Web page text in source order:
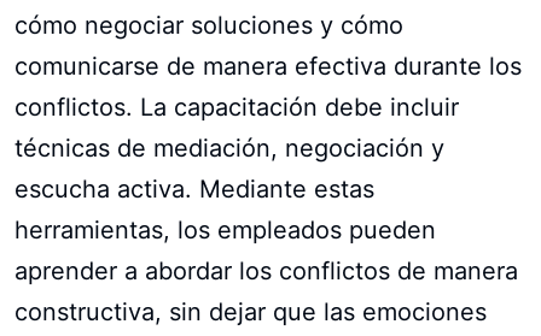
cómo negociar soluciones y cómo
comunicarse de manera efectiva durante los
conflictos. La capacitación debe incluir
técnicas de mediación, negociación y
escucha activa. Mediante estas
herramientas, los empleados pueden
aprender a abordar los conflictos de manera
constructiva, sin dejar que las emociones